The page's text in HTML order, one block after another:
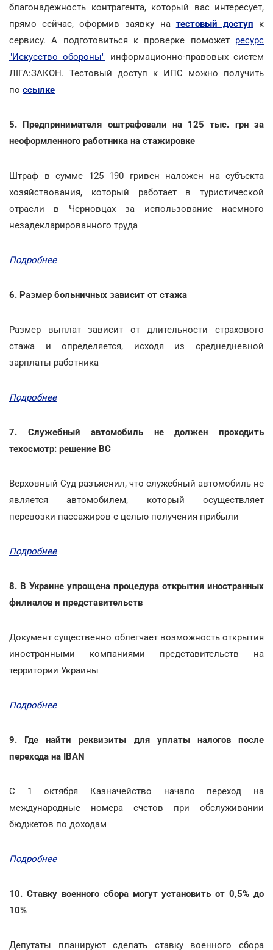
благонадежность контрагента, который вас интересует,
прямо сейчас, оформив заявку на тестовый доступ к
сервису. А подготовиться к проверке поможет ресурс
"Искусство обороны" информационно-правовых систем
ЛІГА:ЗАКОН. Тестовый доступ к ИПС можно получить
по ссылке
5. Предпринимателя оштрафовали на 125 тыс. грн за
неоформленного работника на стажировке
Штраф в сумме 125 190 гривен наложен на субъекта
хозяйствования, который работает в туристической
отрасли в Черновцах за использование наемного
незадекларированного труда
Подробнее
6. Размер больничных зависит от стажа
Размер выплат зависит от длительности страхового
стажа и определяется, исходя из среднедневной
зарплаты работника
Подробнее
7. Служебный автомобиль не должен проходить
техосмотр: решение ВС
Верховный Суд разъяснил, что служебный автомобиль не
является автомобилем, который осуществляет
перевозки пассажиров с целью получения прибыли
Подробнее
8. В Украине упрощена процедура открытия иностранных
филиалов и представительств
Документ существенно облегчает возможность открытия
иностранными компаниями представительств на
территории Украины
Подробнее
9. Где найти реквизиты для уплаты налогов после
перехода на IBAN
С 1 октября Казначейство начало переход на
международные номера счетов при обслуживании
бюджетов по доходам
Подробнее
10. Ставку военного сбора могут установить от 0,5% до
10%
Депутаты планируют сделать ставку военного сбора